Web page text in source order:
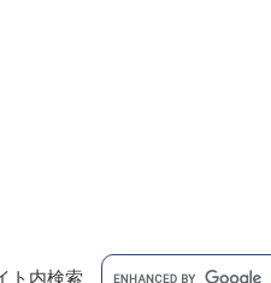
ト内検索